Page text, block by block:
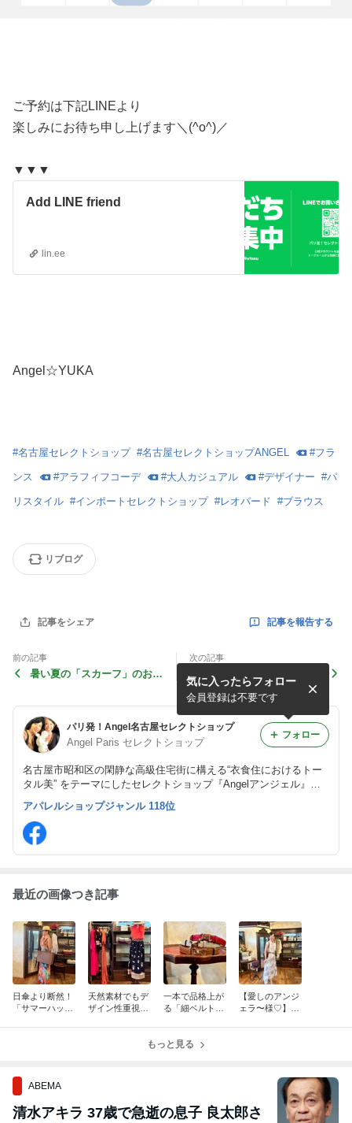
ご予約は下記LINEより
楽しみにお待ち申し上げます＼(^o^)／
▼▼▼
Add LINE friend
lin.ee
Angel☆YUKA
#名古屋セレクトショップ #名古屋セレクトショップANGEL #フラ
ンス #アラフィフコーデ #大人カジュアル #デザイナー #パ
リスタイル #インポートセレクトショップ #レオパード #ブラウス
リブログ
記事をシェア 記事を報告する
前の記事
暑い夏の「スカーフ」のおし
次の記事
東京ポップアップ行ってきま
す！
パリ発！Angel名古屋セレクトショップ
Angel Paris セレクトショップ
名古屋市昭和区の閑静な高級住宅街に構える“衣食住におけるトー
タル美” をテーマにしたセレクトショップ『Angelアンジェル』で
す。 マダム世代の女性が益々美しく！楽しく輝くお手伝いをさせ
ていただいております♬
気に入ったらフォロー
会員登録は不要です
フォロー
アパレルショップジャンル 118位
最近の画像つき記事
日傘より断然！
「サマーハッ
天然素材でもデ
ザイン性重視！
一本で品格上が
る「細ベルト」
【愛しのアンジ
ェラ〜様♡】内
もっと見る
ABEMA
清水アキラ 37歳で急逝の息子 良太郎さ